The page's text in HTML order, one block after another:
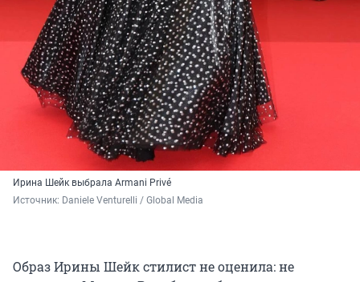
Ирина Шейк выбрала Armani Privé
Источник: Daniele Venturelli / Global Media
Образ Ирины Шейк стилист не оценила: не